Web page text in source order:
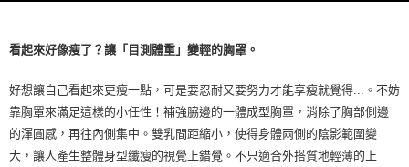
看起來好像瘦了？讓「目測體重」變輕的胸罩。
好想讓自己看起來更瘦一點，可是要忍耐又要努力才能享瘦就覺得...。不妨
靠胸罩來滿足這樣的小任性！補強脇邊的一體成型胸罩，消除了胸部側邊
的渾圓感，再往內側集中。雙乳間距縮小，使得身體兩側的陰影範圍變
大，讓人產生整體身型纖瘦的視覺上錯覺。不只適合外搭質地輕薄的上